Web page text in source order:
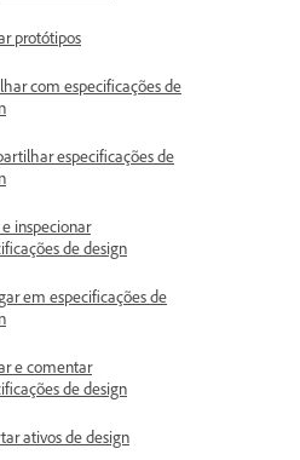
protótipos
com especificações de
especificações de
e inspecionar
de design
em especificações de
e comentar
de design
ativos de design